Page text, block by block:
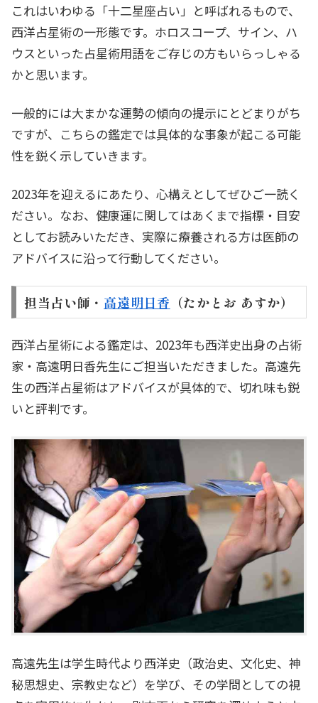
これはいわゆる「十二星座占い」と呼ばれるもので、
西洋占星術の一形態です。ホロスコープ、サイン、ハ
ウスといった占星術用語をご存じの方もいらっしゃる
かと思います。
一般的には大まかな運勢の傾向の提示にとどまりがち
ですが、こちらの鑑定では具体的な事象が起こる可能
性を鋭く示していきます。
2023年を迎えるにあたり、心構えとしてぜひご一読く
ださい。なお、健康運に関してはあくまで指標・目安
としてお読みいただき、実際に療養される方は医師の
アドバイスに沿って行動してください。
担当占い師・ 高遠明日香 （たかとお あすか）
西洋占星術による鑑定は、2023年も西洋史出身の占術
家・高遠明日香先生にご担当いただきました。高遠先
生の西洋占星術はアドバイスが具体的で、切れ味も鋭
いと評判です。
高遠先生は学生時代より西洋史（政治史、文化史、神
秘思想史、宗教史など）を学び、その学問としての視